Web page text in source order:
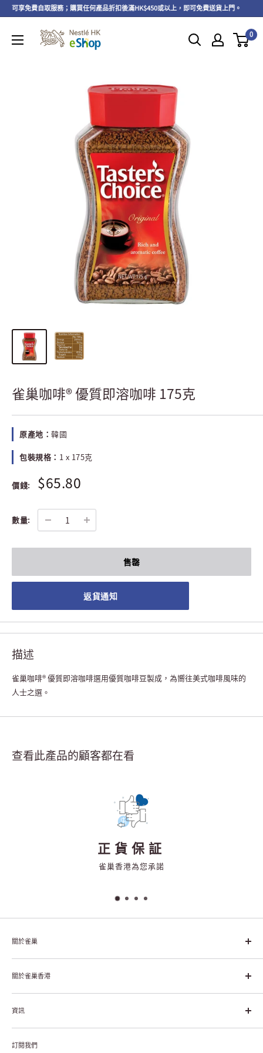
可享免費自取服務；購買任何產品折扣後滿HK$450或以上，即可免費送貨上門。
0
雀巢咖啡® 優質即溶咖啡 175克
原產地： 韓國
包裝規格： 1 x 175克
價錢: $65.80
數量:
售罄
返貨通知
描述
雀巢咖啡® 優質即溶咖啡選用優質咖啡豆製成，為嚮往美式咖啡風味的
人士之選。
查看此產品的顧客都在看
正貨保証
雀巢香港為您承諾
關於雀巢
雀巢集團起源於1866年的瑞士，目前是全球領先的「營養、健康、
幸福生活」企業。雀巢的目標是「我們充分發掘食品的力量，提升
關於雀巢香港
關於雀巢香港
雀巢香港創造共享價值
聯絡我們
私隱聲明
資訊
付款及送貨
退貨或更換
訂閱我們